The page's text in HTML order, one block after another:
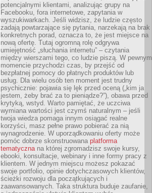
potencjalnymi klientami, analizując grupy na
Facebooku, fora internetowe, zapytania w
wyszukiwarkach. Jeśli widzisz, że ludzie często
zadają powtarzające się pytania, narzekają na brak
konkretnych porad, oznacza to, że jest miejsce na
nową ofertę. Tutaj ogromną rolę odgrywa
umiejętność „słuchania internetu” – czytania
między wierszami tego, co ludzie piszą. W pewnym
momencie przychodzi czas, by przejść od
bezpłatnej pomocy do płatnych produktów lub
usług. Dla wielu osób ten moment jest trudny
psychicznie: pojawia się lęk przed oceną („kim ja
jestem, żeby brać za to pieniądze?”), obawa przed
krytyką, wstyd. Warto pamiętać, że uczciwa
wymiana wartości jest czymś naturalnym – jeśli
twoja wiedza pomaga innym osiągać realne
korzyści, masz pełne prawo pobierać za nią
wynagrodzenie. W uporządkowaniu oferty może
pomóc dobrze skonstruowana platforma
tematycznana której zgromadzisz swoje kursy,
ebooki, konsultacje, webinary i inne formy pracy z
klientem. W jednym miejscu możesz pokazać
swoje portfolio, opinie dotychczasowych klientów,
ścieżki rozwoju dla początkujących i
zaawansowanych. Taka struktura buduje zaufanie,